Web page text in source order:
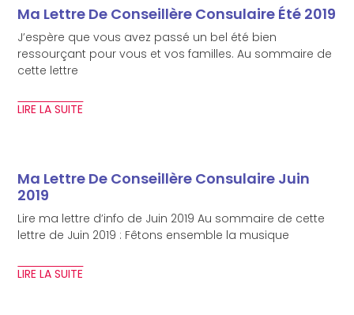
Ma Lettre De Conseillère Consulaire Été 2019
J’espère que vous avez passé un bel été bien
ressourçant pour vous et vos familles. Au sommaire de
cette lettre
LIRE LA SUITE
Ma Lettre De Conseillère Consulaire Juin
2019
Lire ma lettre d’info de Juin 2019 Au sommaire de cette
lettre de Juin 2019 : Fêtons ensemble la musique
LIRE LA SUITE